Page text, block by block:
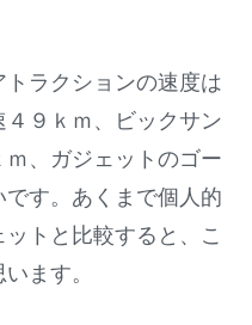
ラクションの速度は
４９ｋｍ、ビックサン
、ガジェットのゴー
す。あくまで個人的
トと比較すると、こ
ます。